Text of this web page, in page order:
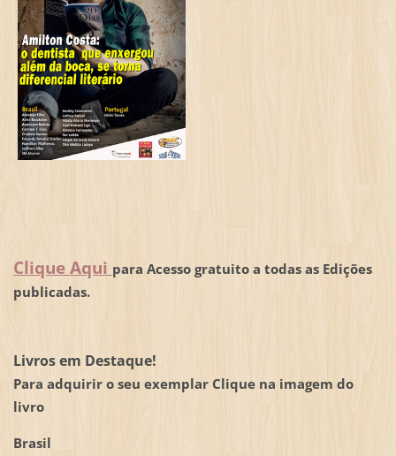
Clique Aqui para Acesso gratuito a todas as Edições
publicadas.
Livros em Destaque!
Para adquirir o seu exemplar Clique na imagem do
livro
Brasil